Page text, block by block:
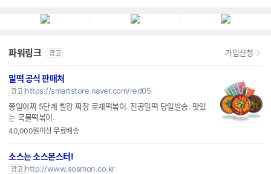
파워링크 광고 가입신청
밀떡 공식 판매처
광고 https://smartstore.naver.com/red05
쭝일아찌 5단계 빨강 짜장 로제떡볶이. 진공밀떡 당일발송. 맛있
는 국물떡볶이.
40,000원이상 무료배송
소스는 소스몬스터!
광고 http://www.sosmon.co.kr